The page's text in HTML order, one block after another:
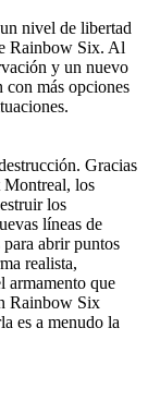
nivel de libertad
Rainbow Six. Al
y un nuevo
con más opciones
Gracias
Montreal, los
los
líneas de
abrir puntos
realista,
armamento que
Rainbow Six
es a menudo la